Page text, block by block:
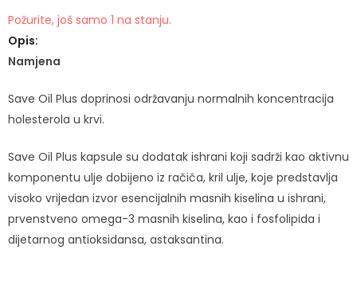
Požurite, još samo 1 na stanju.
Opis:
Namjena
Save Oil Plus doprinosi održavanju normalnih koncentracija
holesterola u krvi.
Save Oil Plus kapsule su dodatak ishrani koji sadrži kao aktivnu
komponentu ulje dobijeno iz račiča, kril ulje, koje predstavlja
visoko vrijedan izvor esencijalnih masnih kiselina u ishrani,
prvenstveno omega-3 masnih kiselina, kao i fosfolipida i
dijetarnog antioksidansa, astaksantina.